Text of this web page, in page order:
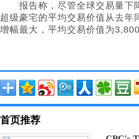
报告称，尽管全球交易量下
超级豪宅的平均交易价值从去
增幅最大，平均交易价值为
首页推荐